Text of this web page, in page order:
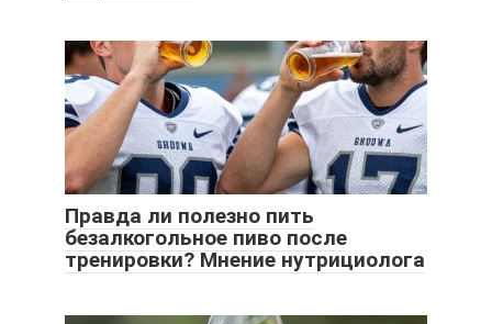
Правда ли полезно пить
безалкогольное пиво после
тренировки? Мнение нутрициолога